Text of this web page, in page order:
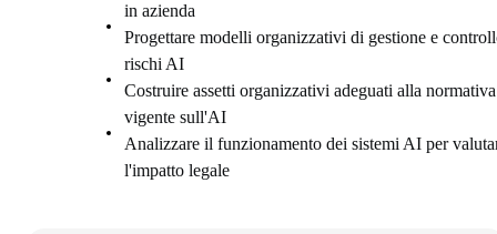
in azienda
Progettare modelli organizzativi di gestione e
rischi AI
Costruire assetti organizzativi adeguati alla normativa
vigente sull'AI
Analizzare il funzionamento dei sistemi AI per
l'impatto legale